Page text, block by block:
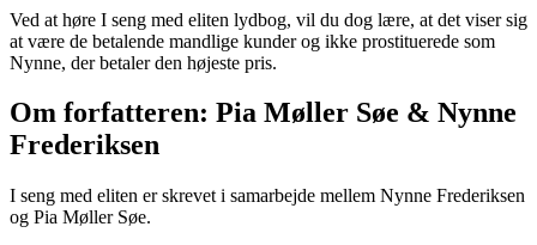
Ved at høre I seng med eliten lydbog, vil du dog lære, at det viser sig
at være de betalende mandlige kunder og ikke prostituerede som
Nynne, der betaler den højeste pris.
Om forfatteren: Pia Møller Søe & Nynne
Frederiksen
I seng med eliten er skrevet i samarbejde mellem Nynne Frederiksen
og Pia Møller Søe.